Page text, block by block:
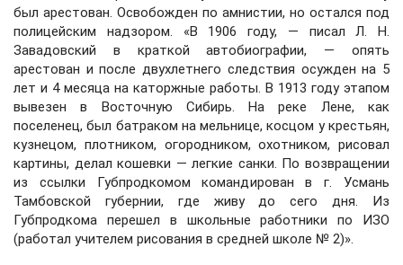
был арестован. Освобожден по амнистии, но остался под
полицейским надзором. «В 1906 году, — писал Л. Н.
Завадовский в краткой автобиографии, — опять
арестован и после двухлетнего следствия осужден на 5
лет и 4 месяца на каторжные работы. В 1913 году этапом
вывезен в Восточную Сибирь. На реке Лене, как
поселенец, был батраком на мельнице, косцом у крестьян,
кузнецом, плотником, огородником, охотником, рисовал
картины, делал кошевки — легкие санки. По возвращении
из ссылки Губпродкомом командирован в г. Усмань
Тамбовской губернии, где живу до сего дня. Из
Губпродкома перешел в школьные работники по ИЗО
(работал учителем рисования в средней школе № 2)».